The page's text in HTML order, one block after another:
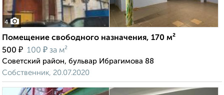
4
Помещение свободного назначения, 170 м²
500 ₽ 100 ₽ за м²
Советский район, бульвар Ибрагимова 88
Собственник, 20.07.2020